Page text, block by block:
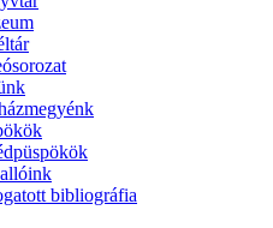
bibliográfia